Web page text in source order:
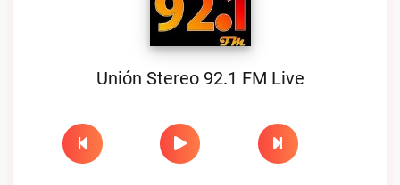
Unión Stereo 92.1 FM Live